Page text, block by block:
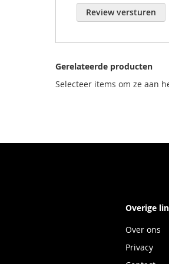
Review versturen
Gerelateerde producten
Selecteer items om ze aan
Overige
Over ons
Privacy